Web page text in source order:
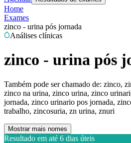
Home
Exames
zinco - urina pós jornada
Análises clínicas
zinco - urina pós
Também pode ser chamado de: zinco,
zinco na urina, zinco urina, zinco
jornada, zinco urinario pos jornada,
trabalho, zincosuria, zn urina, znuri
Mostrar mais nomes
Resultado em até 6 dias úteis